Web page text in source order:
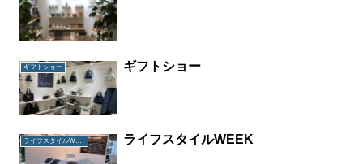
ギフトショー ギフトショー
ライフスタイルWEEK ライフスタイルWEEK